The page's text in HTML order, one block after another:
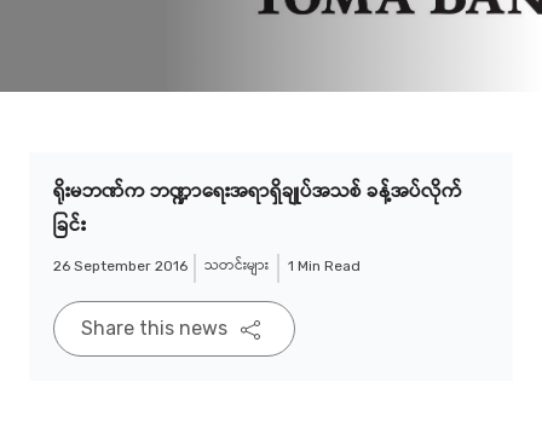
ရိုးမဘဏ်က ဘဏ္ဍာရေးအရာရှိချုပ်အသစ် ခန့်အပ်လိုက်
ခြင်း
26 September 2016 သတင်းများ 1 Min Read
Share this news